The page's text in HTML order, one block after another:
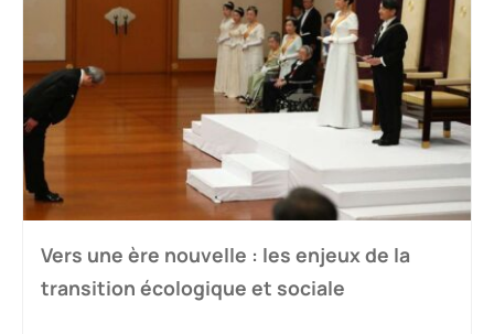
Vers une ère nouvelle : les enjeux de la
transition écologique et sociale